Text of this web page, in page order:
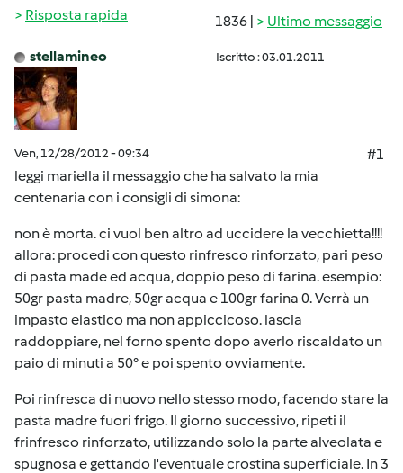
1836 | Ultimo messaggio
Risposta rapida
stellamineo Iscritto : 03.01.2011
Ven, 12/28/2012 - 09:34
#1
leggi mariella il messaggio che ha salvato la mia
centenaria con i consigli di simona:
non è morta. ci vuol ben altro ad uccidere la vecchietta!!!!
allora: procedi con questo rinfresco rinforzato, pari peso
di pasta made ed acqua, doppio peso di farina. esempio:
50gr pasta madre, 50gr acqua e 100gr farina 0. Verrà un
impasto elastico ma non appiccicoso. lascia
raddoppiare, nel forno spento dopo averlo riscaldato un
paio di minuti a 50° e poi spento ovviamente.
Poi rinfresca di nuovo nello stesso modo, facendo stare la
pasta madre fuori frigo. Il giorno successivo, ripeti il
frinfresco rinforzato, utilizzando solo la parte alveolata e
spugnosa e gettando l'eventuale crostina superficiale. In 3